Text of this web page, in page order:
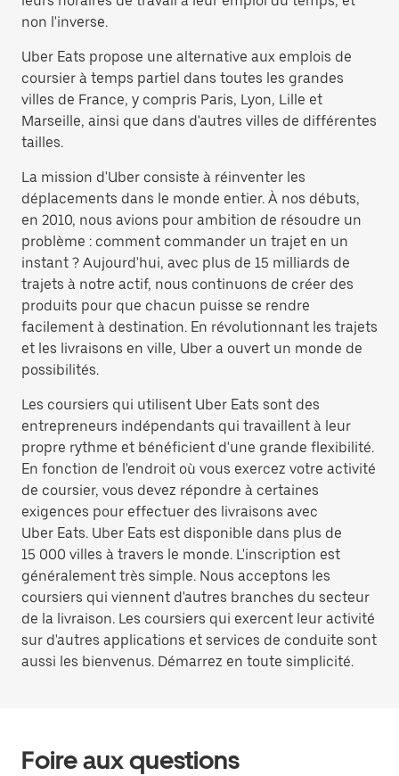
non l'inverse.
Uber Eats propose une alternative aux emplois de
coursier à temps partiel dans toutes les grandes
villes de France, y compris Paris, Lyon, Lille et
Marseille, ainsi que dans d'autres villes de différentes
tailles.
La mission d'Uber consiste à réinventer les
déplacements dans le monde entier. À nos débuts,
en 2010, nous avions pour ambition de résoudre un
problème : comment commander un trajet en un
instant ? Aujourd'hui, avec plus de 15 milliards de
trajets à notre actif, nous continuons de créer des
produits pour que chacun puisse se rendre
facilement à destination. En révolutionnant les trajets
et les livraisons en ville, Uber a ouvert un monde de
possibilités.
Les coursiers qui utilisent Uber Eats sont des
entrepreneurs indépendants qui travaillent à leur
propre rythme et bénéficient d'une grande flexibilité.
En fonction de l'endroit où vous exercez votre activité
de coursier, vous devez répondre à certaines
exigences pour effectuer des livraisons avec
Uber Eats. Uber Eats est disponible dans plus de
15 000 villes à travers le monde. L'inscription est
généralement très simple. Nous acceptons les
coursiers qui viennent d'autres branches du secteur
de la livraison. Les coursiers qui exercent leur activité
sur d'autres applications et services de conduite sont
aussi les bienvenus. Démarrez en toute simplicité.
Foire aux questions